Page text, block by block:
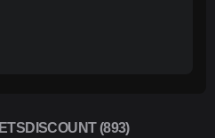
(893)